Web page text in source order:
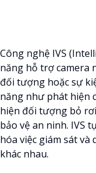
Công nghệ IVS
năng hỗ trợ camera
đối tượng hoặc sự
năng như phát hiện
hiện đối tượng bỏ
bảo vệ an ninh. IVS
hóa việc giám sát
khác nhau.